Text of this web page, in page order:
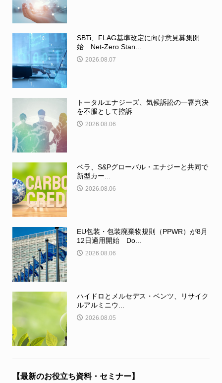
SBTi、FLAG基準改定に向け意見募集開
始 Net-Zero Stan...
2026.08.07
トータルエナジーズ、気候訴訟の一審判決
を不服として控訴
2026.08.06
ベラ、S&Pグローバル・エナジーと共同で
新型カー...
2026.08.06
EU包装・包装廃棄物規則（PPWR）が8月
12日適用開始 Do...
2026.08.06
ハイドロとメルセデス・ベンツ、リサイク
ルアルミニウ...
2026.08.05
【最新のお役立ち資料・セミナー】